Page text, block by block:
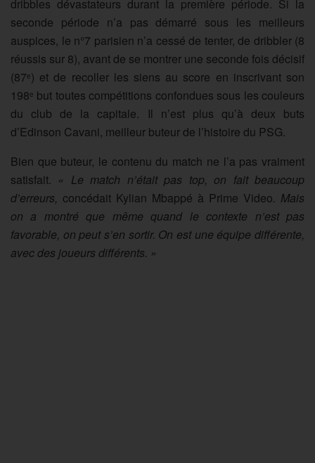
dribbles dévastateurs durant la première période. Si la
seconde période n’a pas démarré sous les meilleurs
auspices, le n°7 parisien n’a cessé de tenter, de dribbler (8
réussis sur 8), avant de se montrer une seconde fois décisif
(87e) et de recoller les siens au score en inscrivant son
198e but toutes compétitions confondues sous les couleurs
du club de la capitale. Il n’est plus qu’à deux buts
d’Edinson Cavani, meilleur buteur de l’histoire du PSG.
Bien que buteur, le contenu du match ne l’a pas vraiment
satisfait. « Le match n’était pas top, on fait beaucoup
d’erreurs, concédait Kylian Mbappé à Prime Video. Mais
on a montré que même quand le contexte n’est pas
favorable, on peut s’en sortir. On est une équipe différente,
avec des joueurs différents. »